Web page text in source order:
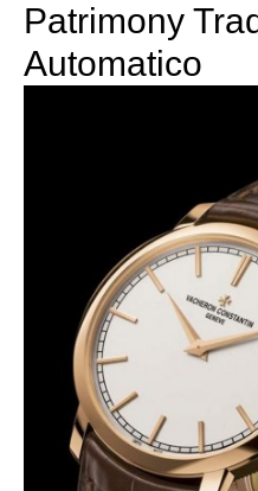
Patrimony
Automatico